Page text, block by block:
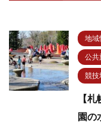
地域
公共
競技
【
園の